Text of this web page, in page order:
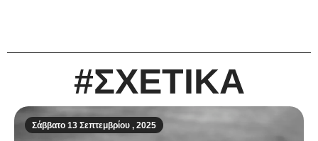
#ΣΧΕΤΙΚΑ
Σάββατο 13 Σεπτεμβρίου , 2025